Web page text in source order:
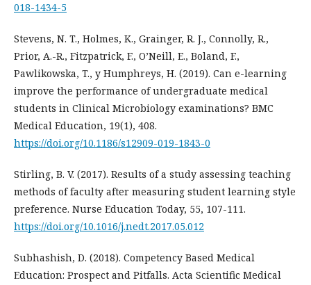
018-1434-5
Stevens, N. T., Holmes, K., Grainger, R. J., Connolly, R.,
Prior, A.-R., Fitzpatrick, F., O’Neill, E., Boland, F.,
Pawlikowska, T., y Humphreys, H. (2019). Can e-learning
improve the performance of undergraduate medical
students in Clinical Microbiology examinations? BMC
Medical Education, 19(1), 408.
https://doi.org/10.1186/s12909-019-1843-0
Stirling, B. V. (2017). Results of a study assessing teaching
methods of faculty after measuring student learning style
preference. Nurse Education Today, 55, 107-111.
https://doi.org/10.1016/j.nedt.2017.05.012
Subhashish, D. (2018). Competency Based Medical
Education: Prospect and Pitfalls. Acta Scientific Medical